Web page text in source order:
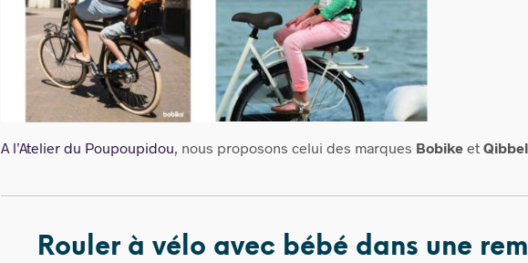
A l’Atelier du Poupoupidou, nous proposons celui des marques Bobike et Qibbel
Rouler à vélo avec bébé dans une